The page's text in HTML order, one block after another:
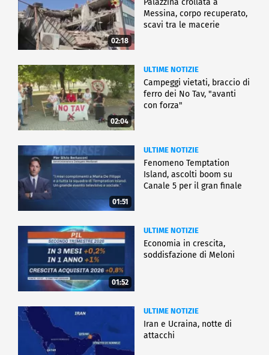
02:18
Palazzina crollata a
Messina, corpo recuperato,
scavi tra le macerie
02:04
ULTIME NOTIZIE
Campeggi vietati, braccio di
ferro dei No Tav, "avanti
con forza"
01:51
ULTIME NOTIZIE
Fenomeno Temptation
Island, ascolti boom su
Canale 5 per il gran finale
01:52
ULTIME NOTIZIE
Economia in crescita,
soddisfazione di Meloni
ULTIME NOTIZIE
Iran e Ucraina, notte di
attacchi